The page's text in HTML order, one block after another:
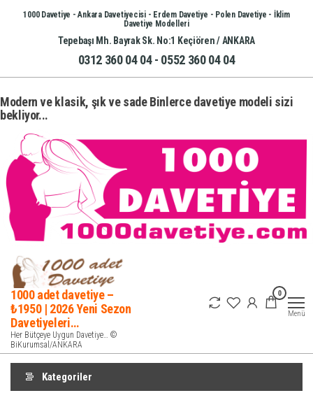
İçeriğe1000 Davetiye - Ankara Davetiyecisi - Erdem Davetiye - Polen Davetiye - İklim
Davetiye Modelleri
Tepebaşı Mh. Bayrak Sk. No:1 Keçiören / ANKARA
0312 360 04 04 - 0552 360 04 04
Modern ve klasik, şık ve sade Binlerce davetiye modeli sizi
bekliyor...
1000 adet davetiye –
₺1950 | 2026 Yeni Sezon
Davetiyeleri…
Her Bütçeye Uygun Davetiye… ©
BiKurumsal/ANKARA
0
Menü
Kategoriler